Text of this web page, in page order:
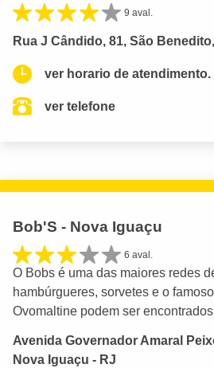
9 aval.
Rua J Cândido, 81, São
ver horario de atendimento.
ver telefone
Bob'S - Nova Iguaçu
6 aval.
O Bobs é uma das maiores redes
hambúrgueres, sorvetes e o
Ovomaltine podem ser
Avenida Governador Amaral
Nova Iguaçu - RJ